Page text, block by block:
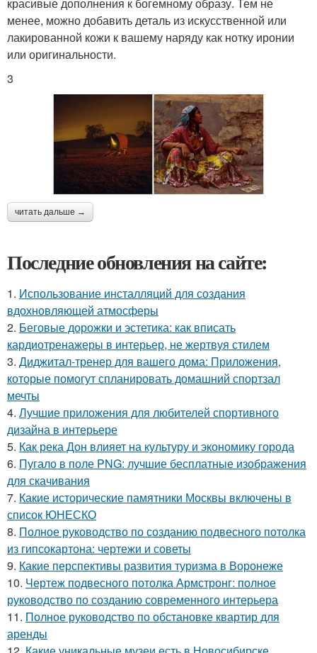
красивые дополнения к богемному образу. Тем не
менее, можно добавить деталь из искусственной или
лакированной кожи к вашему наряду как нотку иронии
или оригинальности.
3
читать дальше →
Последние обновления на сайте:
1. Использование инсталляций для создания
вдохновляющей атмосферы
2. Беговые дорожки и эстетика: как вписать
кардиотренажеры в интерьер, не жертвуя стилем
3. Диджитал-тренер для вашего дома: Приложения,
которые помогут спланировать домашний спортзал
мечты
4. Лучшие приложения для любителей спортивного
дизайна в интерьере
5. Как река Дон влияет на культуру и экономику города
6. Пугало в поле PNG: лучшие бесплатные изображения
для скачивания
7. Какие исторические памятники Москвы включены в
список ЮНЕСКО
8. Полное руководство по созданию подвесного потолка
из гипсокартона: чертежи и советы
9. Какие перспективы развития туризма в Воронеже
10. Чертеж подвесного потолка Армстронг: полное
руководство по созданию современного интерьера
11. Полное руководство по обстановке квартир для
аренды